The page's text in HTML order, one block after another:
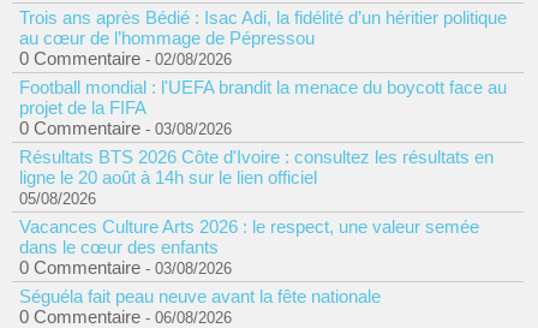
Trois ans après Bédié : Isac Adi, la fidélité d’un héritier politique
au cœur de l’hommage de Pépressou
0 Commentaire - 02/08/2026
Football mondial : l'UEFA brandit la menace du boycott face au
projet de la FIFA
0 Commentaire - 03/08/2026
Résultats BTS 2026 Côte d'Ivoire : consultez les résultats en
ligne le 20 août à 14h sur le lien officiel
05/08/2026
Vacances Culture Arts 2026 : le respect, une valeur semée
dans le cœur des enfants
0 Commentaire - 03/08/2026
Séguéla fait peau neuve avant la fête nationale
0 Commentaire - 06/08/2026